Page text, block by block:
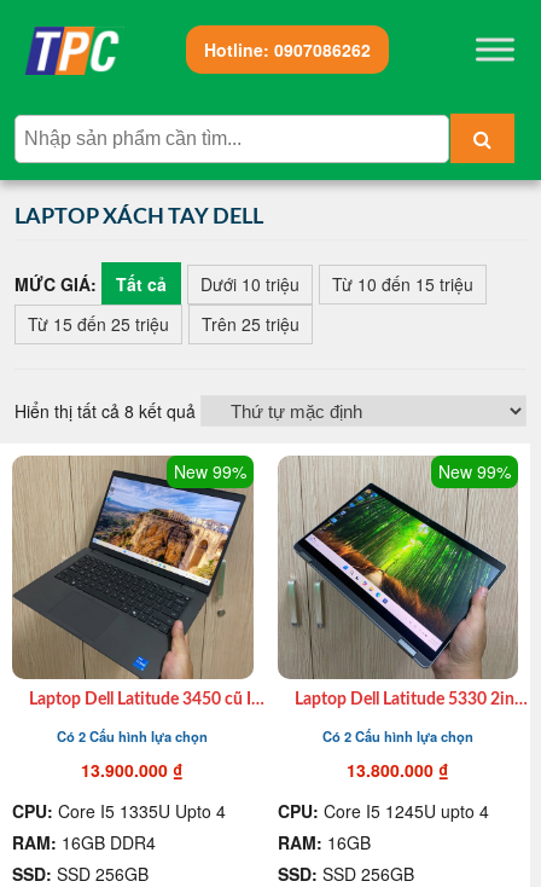
Hotline: 0907086262
LAPTOP XÁCH TAY DELL
MỨC GIÁ: Tất cả Dưới 10 triệu
Từ 10 đến 15 triệu
Từ 15 đến 25 triệu
Trên 25 triệu
Hiển thị tất cả 8 kết quả
New 99%
Laptop Dell Latitude 3450 cũ I7
FHD giá rẻ quận 4
Có 2 Cấu hình lựa chọn
13.900.000₫
CPU: Core I5 1335U Upto 4
RAM: 16GB DDR4
SSD: SSD 256GB
New 99%
Laptop Dell Latitude 5330 2in1
SSD 512GB, 13.3″ FHD giá rẻ
quận 4
Có 2 Cấu hình lựa chọn
13.800.000 ₫
CPU: Core I5 1245U upto 4
RAM: 16GB
SSD: SSD 256GB